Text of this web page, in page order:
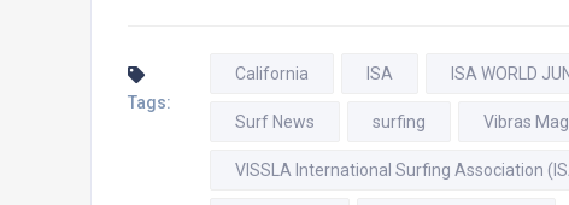
Tags:
California ISA ISA WORLD
Surf News surfing Vibras Mag
VISSLA International Surfing Association